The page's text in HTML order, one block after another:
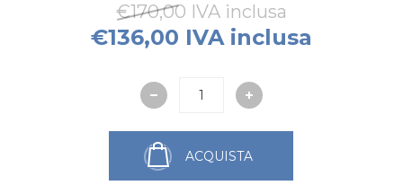
€170,00 IVA inclusa
€136,00 IVA inclusa
ACQUISTA